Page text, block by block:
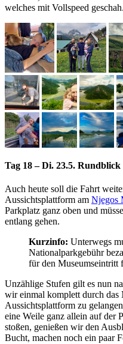
welches mit Vollspeed geschah.
Tag 18 – Di. 23.5.
Auch heute soll die Fahrt
Aussichtsplattform am Njegos
Parkplatz ganz oben und
entlang gehen.
Kurzinfo: Unterwegs
Nationalparkgebühr
für den Museumseintritt
Unzählige Stufen gilt es nun
wir einmal komplett durch das
Aussichtsplattform zu
eine Weile ganz allein auf der
stoßen, genießen wir den
Bucht, machen noch ein paar